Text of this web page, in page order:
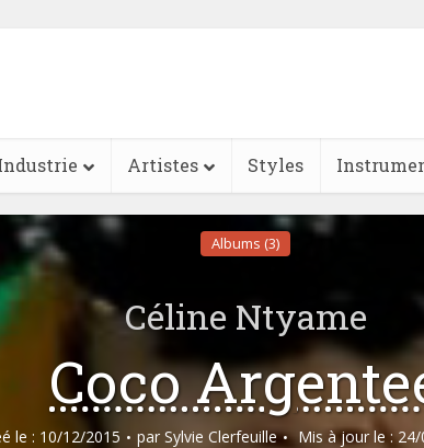
Artistes Styles
Albums (3)
Céline Ntyame
Coco
le : 10/12/2015 par Sylvie Clerfeuille Mis à jour le : 24/